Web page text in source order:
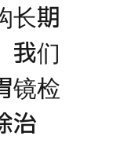
长期
我们
镜检
治